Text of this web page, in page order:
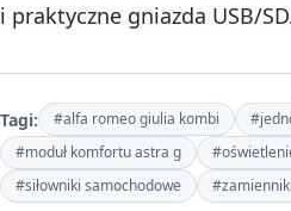
i praktyczne gniazda USB/
Tagi: #alfa romeo giulia kombi
#moduł komfortu astra g
#siłowniki samochodowe